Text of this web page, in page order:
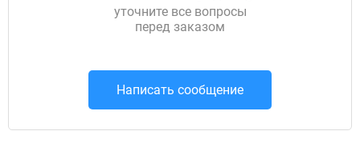
уточните все вопросы
перед заказом
Написать сообщение